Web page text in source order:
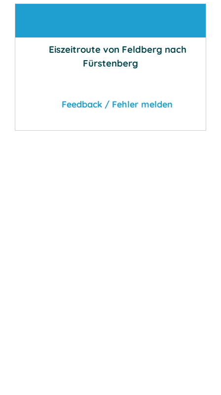
Eiszeitroute von Feldberg nach
Fürstenberg
Feedback / Fehler melden